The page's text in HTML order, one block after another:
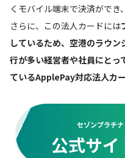
くモバイル端末で決済ができ、
さらに、この法人カードには
しているため、空港のラウ
行が多い経営者や社員にとっ
ているApplePay対応法人カ
セゾンプラチ
公式サ